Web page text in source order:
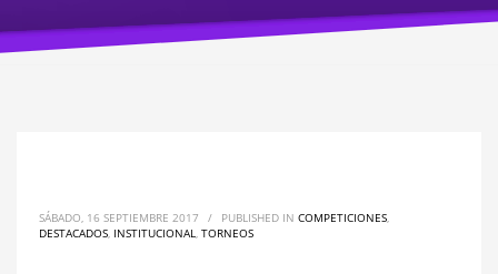
SÁBADO, 16 SEPTIEMBRE 2017 / PUBLISHED IN COMPETICIONES
DESTACADOS INSTITUCIONAL TORNEOS